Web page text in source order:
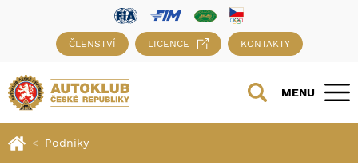
ČLENSTVÍ LICENCE KONTAKTY
MENU
Podniky